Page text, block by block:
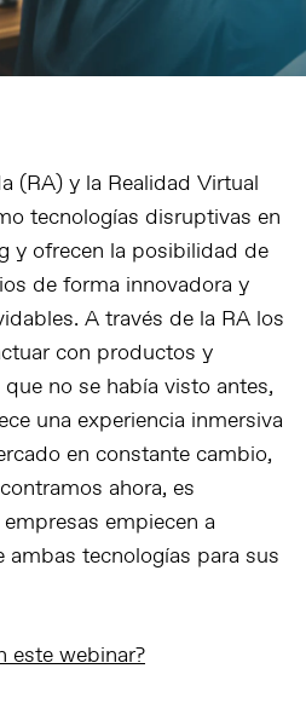
(RA) y la Realidad Virtual
tecnologías disruptivas en
y ofrecen la posibilidad de
de forma innovadora y
A través de la RA los
con productos y
no se había visto antes,
una experiencia inmersiva
en constante cambio,
ahora, es
empiecen a
ambas tecnologías para sus
este webinar?